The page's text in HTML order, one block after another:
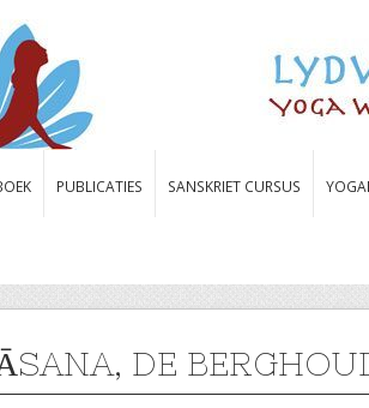
PUBLICATIES SANSKRIET CURSUS
DE